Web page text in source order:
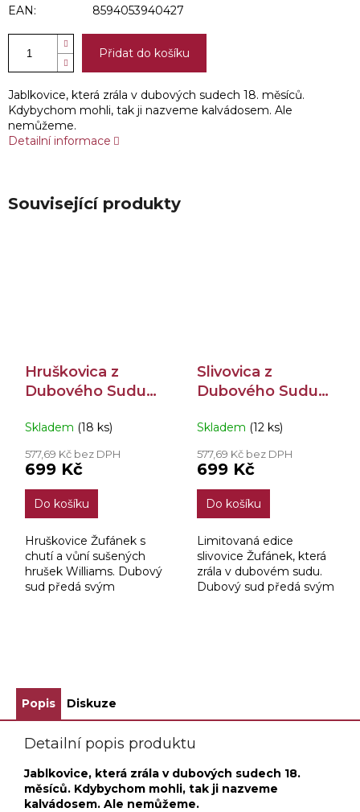
EAN:
8594053940427
Přidat do košíku
Jablkovice, která zrála v dubových sudech 18. měsíců.
Kdybychom mohli, tak ji nazveme kalvádosem. Ale
nemůžeme.
Detailní informace
Související produkty
Hruškovica z
Dubového Sudu
Skladem (18 ks)
577,69 Kč bez DPH
699 Kč
Do košíku
Hruškovice Žufánek s
chutí a vůní sušených
hrušek Williams. Dubový
sud předá svým
Slivovica z
Dubového Sudu
Skladem (12 ks)
577,69 Kč bez DPH
699 Kč
Do košíku
Limitovaná edice
slivovice Žufánek, která
zrála v dubovém sudu.
Dubový sud předá svým
Popis Diskuze
Detailní popis produktu
Jablkovice, která zrála v dubových sudech 18.
měsíců. Kdybychom mohli, tak ji nazveme
kalvádosem. Ale nemůžeme.